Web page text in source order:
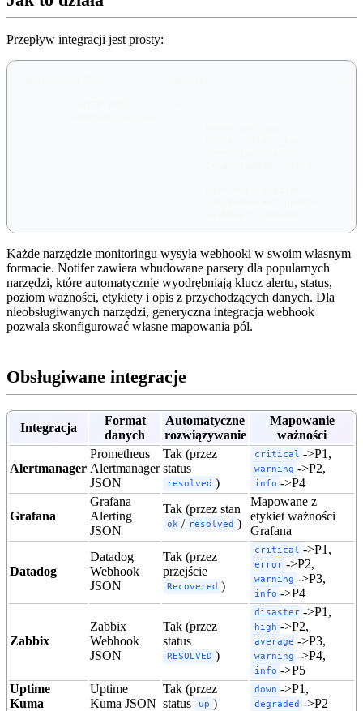
Przepływ integracji jest prosty:
Każde narzędzie monitoringu wysyła webhooki w swoim własnym
formacie. Notifer zawiera wbudowane parsery dla popularnych
narzędzi, które automatycznie wyodrębniają klucz alertu, status,
poziom ważności, etykiety i opis z przychodzących danych. Dla
nieobsługiwanych narzędzi, generyczna integracja webhook
pozwala skonfigurować własne mapowania pól.
Obsługiwane integracje
Integracja
Format
danych
Automatyczne
rozwiązywanie
Mapowanie
ważności
Alertmanager
Prometheus
Alertmanager
JSON
Tak (przez
status
resolved )
critical ->P1,
warning ->P2,
info ->P4
Grafana
Grafana
Alerting
JSON
Tak (przez stan
ok / resolved )
Mapowane z
etykiet ważności
Grafana
Datadog
Datadog
Webhook
JSON
Tak (przez
przejście
Recovered )
critical ->P1,
error ->P2,
warning ->P3,
info ->P4
Zabbix
Zabbix
Webhook
JSON
Tak (przez
status
RESOLVED )
disaster ->P1,
high ->P2,
average ->P3,
warning ->P4,
info ->P5
Uptime
Kuma
Uptime
Kuma JSON
Tak (przez
status
up )
down ->P1,
degraded ->P2